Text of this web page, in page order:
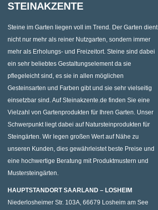
STEINAKZENTE
Steine im Garten liegen voll im Trend. Der Garten dient
nicht nur mehr als reiner Nutzgarten, sondern immer
mehr als Erholungs- und Freizeitort. Steine sind dabei
ein sehr beliebtes Gestaltungselement da sie
pflegeleicht sind, es sie in allen möglichen
Gesteinsarten und Farben gibt und sie sehr vielseitig
einsetzbar sind. Auf Steinakzente.de finden Sie eine
Vielzahl von Gartenprodukten für Ihren Garten. Unser
Schwerpunkt liegt dabei auf Natursteinprodukten für
Steingärten. Wir legen großen Wert auf Nähe zu
unseren Kunden, dies gewährleistet beste Preise und
eine hochwertige Beratung mit Produktmustern und
Mustersteingärten.
HAUPTSTANDORT SAARLAND – LOSHEIM
Niederlosheimer Str. 103A, 66679 Losheim am See